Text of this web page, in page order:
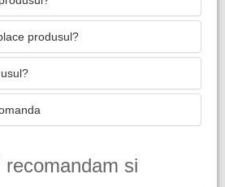
produsul?
recomandam si